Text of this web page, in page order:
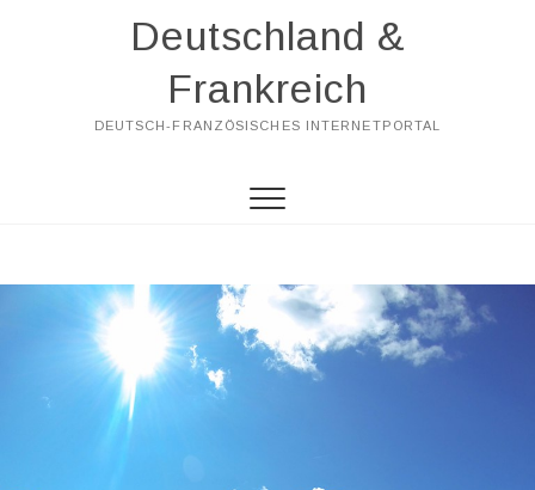
Deutschland &
Frankreich
DEUTSCH-FRANZÖSISCHES INTERNETPORTAL